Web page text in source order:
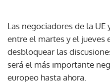
Las negociadores de la
entre el martes y el jueves
desbloquear las
será el más importante
europeo hasta ahora.